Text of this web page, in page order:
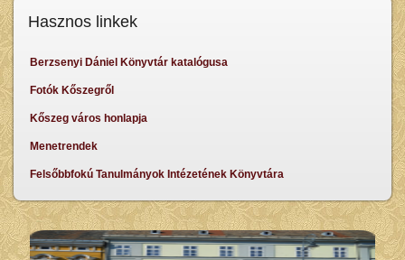
Hasznos linkek
Berzsenyi Dániel Könyvtár katalógusa
Fotók Kőszegről
Kőszeg város honlapja
Menetrendek
Felsőbbfokú Tanulmányok Intézetének Könyvtára